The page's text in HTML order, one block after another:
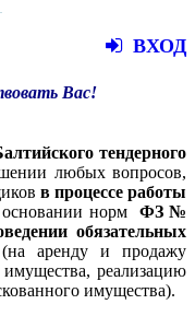
ВХОД
Вас!
тендерного
любых вопросов,
в процессе работы
нормФЗ №
обязательных
(на аренду и продажу
реализацию
имущества).